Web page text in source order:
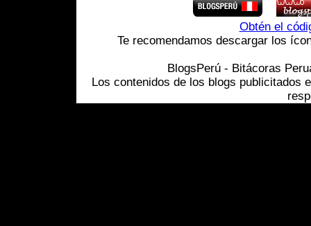
Obtén el
Te recomendamos descargar los
BlogsPerú - Bitácoras
Los contenidos de los blogs publicitados